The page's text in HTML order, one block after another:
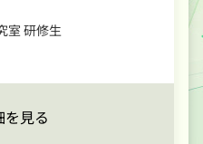
室 研修生
を見る